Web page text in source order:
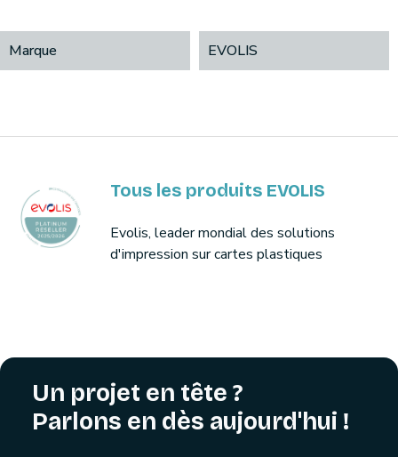
Marque EVOLIS
Tous les produits EVOLIS
Evolis, leader mondial des solutions
d'impression sur cartes plastiques
Un projet en tête ?
Parlons en dès aujourd'hui !